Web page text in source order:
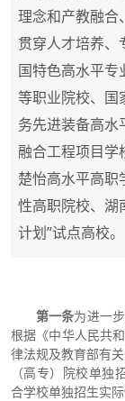
理念和产教融合
贯穿人才培养、
国特色高水平专
等职业院校、国
务先进装备高水
融合工程项目学
楚怡高水平高职
性高职院校、湖
计划”试点高校。
第一条为进一
根据《中华人民共
律法规及教育部有
（高专）院校单
合学校单独招生实